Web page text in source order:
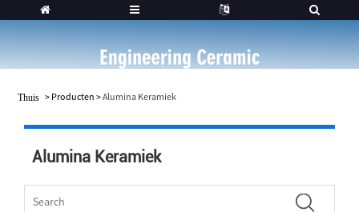
Thuis > Producten >Alumina Keramiek
Alumina Keramiek